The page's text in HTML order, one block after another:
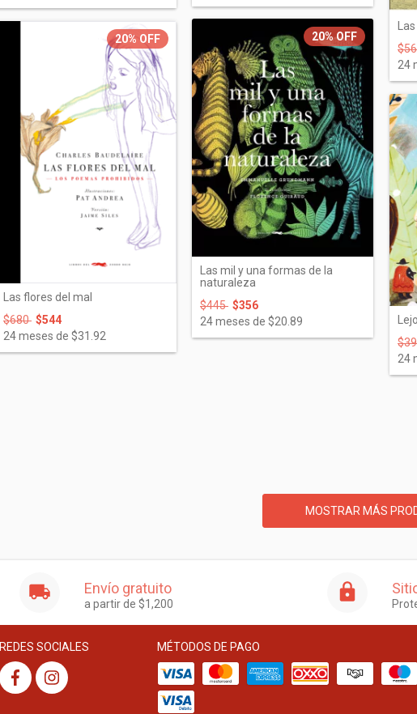
24
20% OFF
Las flores del mal
$680 $544
24meses de $31.92
20%OFF
Las mil y una formas de la
naturaleza
$445 $356
24meses de $20.89
24
MOSTRAR MÁS
Envío gratuito
a partir de $1,200
REDES SOCIALES MÉTODOS DE PAGO